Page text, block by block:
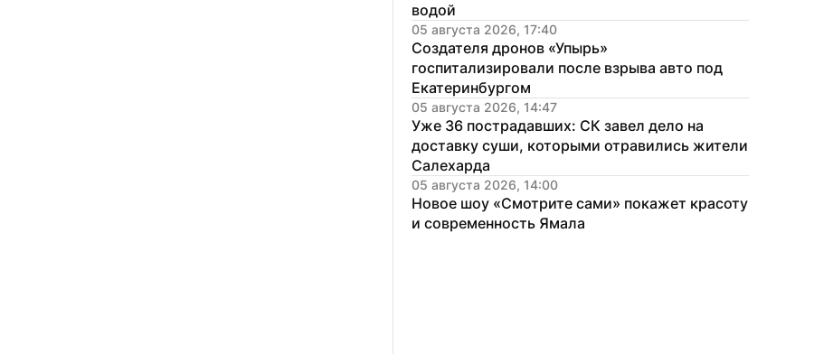
водой
05 августа 2026, 17:40
Создателя дронов «Упырь»
госпитализировали после взрыва авто под
Екатеринбургом
05 августа 2026, 14:47
Уже 36 пострадавших: СК завел дело на
доставку суши, которыми отравились жители
Салехарда
05 августа 2026, 14:00
Новое шоу «Смотрите сами» покажет красоту
и современность Ямала